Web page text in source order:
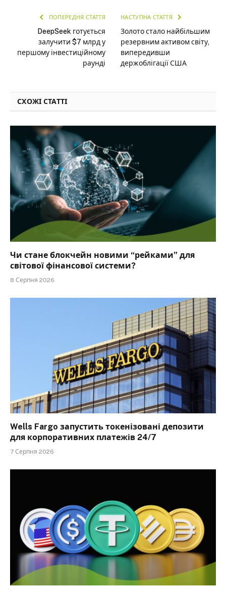
ПОПЕРЕДНЯ СТАТТЯ
DeepSeek готується
залучити $7 млрд у
першому інвестиційному
раунді
НАСТУПНА СТАТТЯ
Золото стало найбільшим
резервним активом світу,
випередивши
держоблігації США
СХОЖІ СТАТТІ
Чи стане блокчейн новими “рейками” для
світової фінансової системи?
8 Серпня 2026
Wells Fargo запустить токенізовані депозити
для корпоративних платежів 24/7
7 Серпня 2026